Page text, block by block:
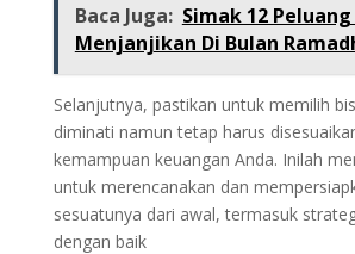
Baca Juga: Simak 12
Menjanjikan Di Bulan
Selanjutnya, pastikan untuk memilih
diminati namun tetap harus
kemampuan keuangan Anda. Inilah
untuk merencanakan dan
sesuatunya dari awal, termasuk
dengan baik